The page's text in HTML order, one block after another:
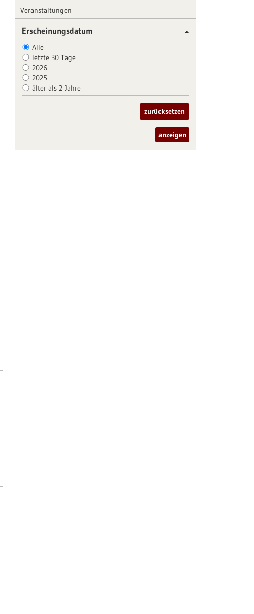
Veranstaltungen
Erscheinungsdatum
Alle
letzte 30 Tage
2026
2025
älter als 2 Jahre
zurücksetzen
anzeigen